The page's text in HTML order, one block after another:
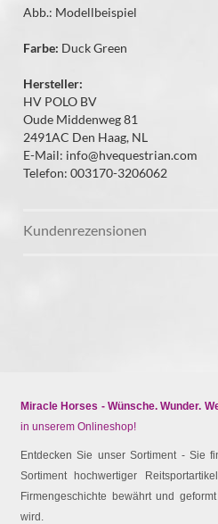
Abb.: Modellbeispiel
Farbe: Duck Green
Hersteller:
HV POLO BV
Oude Middenweg 81
2491AC Den Haag, NL
E-Mail: info@hvequestrian.com
Telefon: 003170-3206062
Kundenrezensionen
Miracle Horses - Wünsche. Wunder.
in unserem Onlineshop!
Entdecken Sie unser Sortiment - Sie
Sortiment hochwertiger
Firmengeschichte bewährt und
wird.